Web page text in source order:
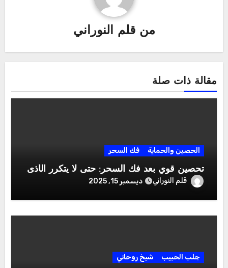
منقلم النوراني
مقالة ذات صلة
الحصين والحماية فك السحر
تحصين قوي بعد فك السحر: حتى لا يتكرر الأذى
قلم النوراني ديسمبر 15, 2025
جلب الحبيب شيخ روحاني